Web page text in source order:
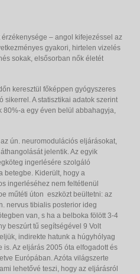
– angol kifejezéssel az
gyakori, hirtelen vizelés
sokak, elsősorban nők életét
keresztül főképpen gyógyszeres
sikerrel. A statisztikai adatok szerint
80%-a egy éven belül abbahagyja,
ún. neuromodulációs eljárásokat,
jelentik. Az egyik
ingerlésére szolgáló
betegbe. Kiderült, hogy a
ingerléséhez nem feltétlenül
műtéti úton eszközt beültetni: az
nervus tibialis posterior ideg
van, s ha a belboka fölött 3-4
beszúrt tű segítségével 9 Volt
indirekte hatunk a húgyhólyag
Az eljárás 2005 óta elfogadott és
Európában. Azóta világszerte
lehetővé teszi, hogy az eljárásról